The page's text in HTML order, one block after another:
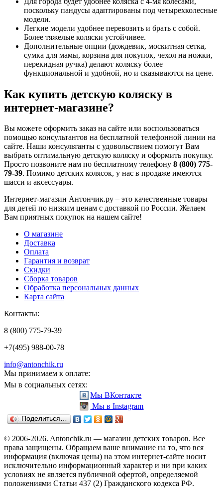
поскольку пандусы адаптированы под четырехколесные
модели.
Легкие модели удобнее перевозить и брать с собой.
Более тяжелые коляски устойчивее.
Дополнительные опции (дождевик, москитная сетка,
сумка для мамы, корзина для покупок, чехол на ножки,
перекидная ручка) делают коляску более
функциональной и удобной, но и сказываются на цене.
Как купить детскую коляску в
интернет-магазине?
Вы можете оформить заказ на сайте или воспользоваться
помощью консультантов на бесплатной телефонной линии на
сайте. Наши консультанты с удовольствием помогут Вам
выбрать оптимальную детскую коляску и оформить покупку.
Просто позвоните нам по бесплатному телефону 8 (800) 775-
79-39. Помимо детских колясок, у нас в продаже имеются
шасси и аксессуары.
Интернет-магазин Антончик.ру – это качественные товары
для детей по низким ценам с доставкой по России. Желаем
Вам приятных покупок на нашем сайте!
О магазине
Доставка
Оплата
Гарантия и возврат
Скидки
Сборка товаров
Обработка персональных данных
Карта сайта
Контакты:
8 (800) 775-79-39
+7(495) 988-00-78
info@antonchik.ru
Мы принимаем к оплате:
Мы в социальных сетях:
Мы ВКонтакте
Мы в Instagram
Поделиться…
© 2006-2026. Antonchik.ru — магазин детских товаров. Все
права защищены. Обращаем ваше внимание на то, что вся
информация (включая цены) на этом интернет-сайте носит
исключительно информационный характер и ни при каких
условиях не является публичной офертой, определяемой
положениями Статьи 437 (2) Гражданского кодекса РФ.